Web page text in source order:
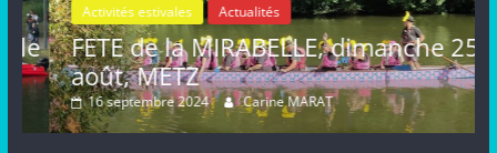
Activités estivales Actualités
FETE de la MIRABELLE, dimanche 25
août, METZ
16 septembre 2024 Carine MARAT